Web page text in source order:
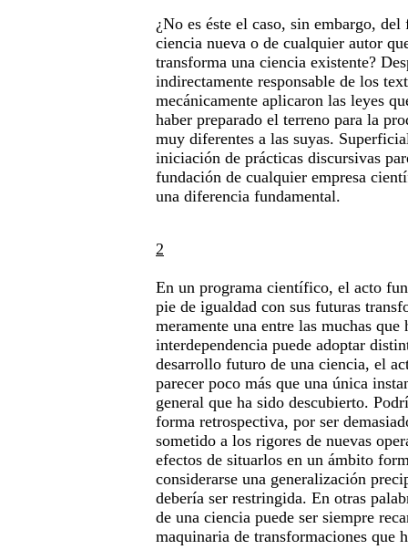
¿No es éste el caso, sin embargo,
ciencia nueva o de cualquier autor
transforma una ciencia existente?
indirectamente responsable de los
mecánicamente aplicaron las leyes
haber preparado el terreno para la
muy diferentes a las suyas.
iniciación de prácticas discursivas
fundación de cualquier empresa
una diferencia fundamental.
2
En un programa científico, el acto
pie de igualdad con sus futuras
meramente una entre las muchas que
interdependencia puede adoptar
desarrollo futuro de una ciencia, el
parecer poco más que una única
general que ha sido descubierto.
forma retrospectiva, por ser
sometido a los rigores de nuevas
efectos de situarlos en un ámbito
considerarse una generalización
debería ser restringida. En otras
de una ciencia puede ser siempre
maquinaria de transformaciones que